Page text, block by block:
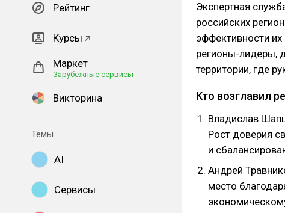
Рейтинг
Курсы
Маркет
Зарубежные сервисы
Викторина
Темы
AI
Сервисы
Экспертная
российских
эффективности
регионы-лидеры,
территории, где
Кто возглавил
Владислав
Рост доверия
и
Андрей
место